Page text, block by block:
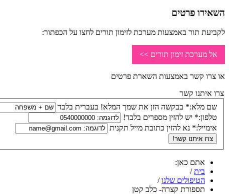
השאירו פרטים
לקביעת תור באמצעות מערכת לזימון תורים לחצו על הכפתור:
אל מערכת זימון תורים >>
או צרו קשר באמצעות השארת פרטים
צרו איתנו קשר
שם מלא:* בבקשה הזן את שמך המלא! בעברית בלבד
טלפון:* יש להזין מספרים בלבד!
אימייל:* נא להזין כתובת מייל תקנית
אתם כאן:
בית /
הטיפולים שלנו /
תספורת קצרה- כלב קטן